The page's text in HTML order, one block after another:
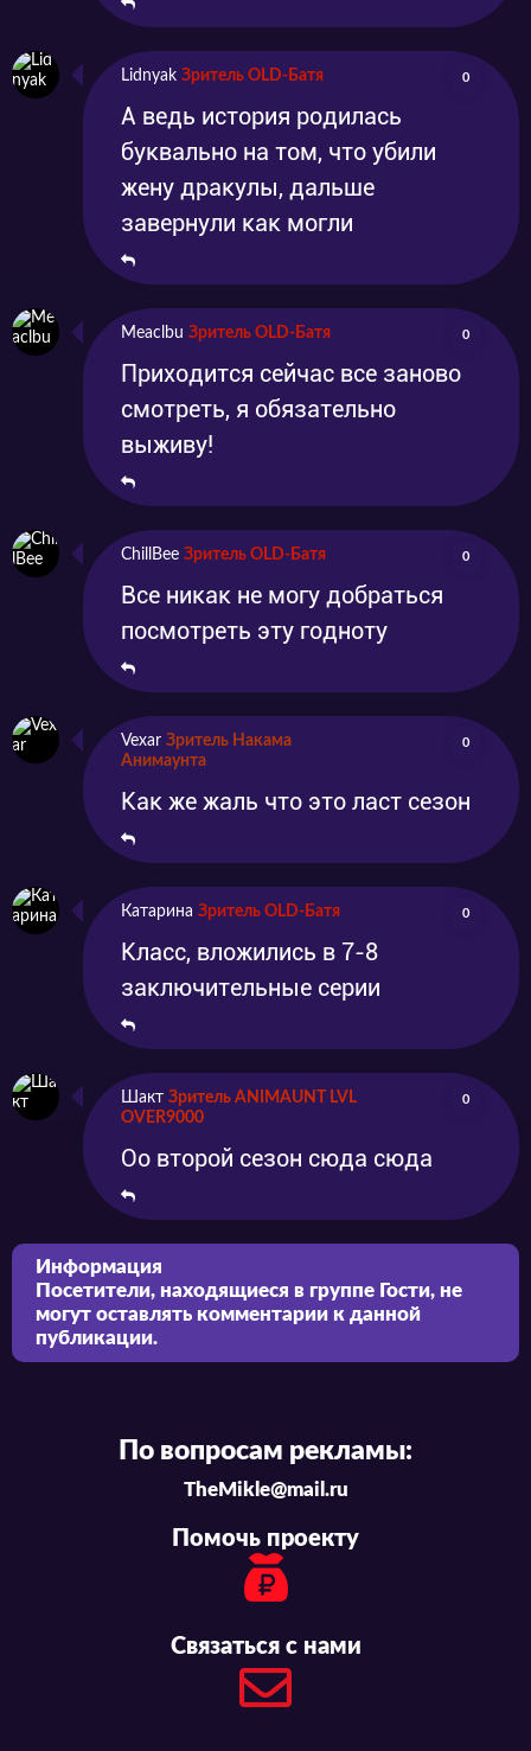
Lidnyak Зритель OLD-Батя 0
А ведь история родилась
буквально на том, что убили
жену дракулы, дальше
завернули как могли
Meaclbu Зритель OLD-Батя 0
Приходится сейчас все заново
смотреть, я обязательно
выживу!
ChillBee Зритель OLD-Батя 0
Все никак не могу добраться
посмотреть эту годноту
Vexar Зритель Накама
Анимаунта
0
Как же жаль что это ласт сезон
Катарина Зритель OLD-Батя 0
Класс, вложились в 7-8
заключительные серии
Шакт Зритель ANIMAUNT LVL
OVER9000
0
Оо второй сезон сюда сюда
Информация
Посетители, находящиеся в группе Гости, не
могут оставлять комментарии к данной
публикации.
По вопросам рекламы:
TheMikle@mail.ru
Помочь проекту
Связаться с нами